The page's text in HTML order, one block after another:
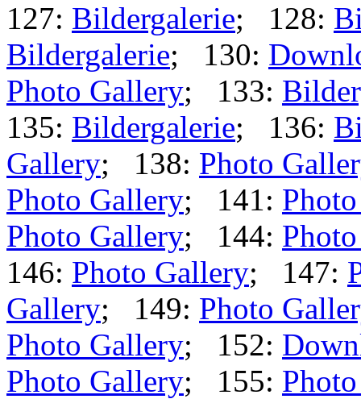
127: Bildergalerie; 128:
Bildergalerie; 130:
Photo Gallery; 133:
135: Bildergalerie; 136:
Gallery; 138: Photo
Photo Gallery; 141:
Photo Gallery; 144:
146: Photo Gallery; 147:
Gallery; 149: Photo
Photo Gallery; 152:
Photo Gallery; 155: